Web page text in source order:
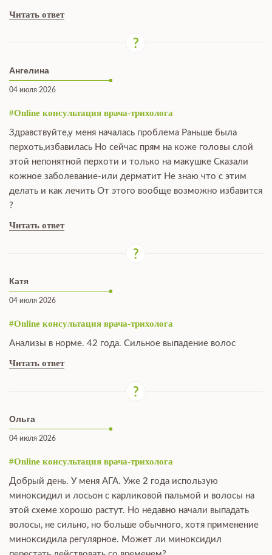
Читать ответ
Ангелина
04 июля 2026
#Online консультация врача-трихолога
Здравствуйте,у меня началась проблема Раньше была
перхоть,избавилась Но сейчас прям на коже головы слой
этой непонятной перхоти и только на макушке Сказали
кожное заболевание-или дерматит Не знаю что с этим
делать и как лечить От этого вообще возможно избавится
?
Читать ответ
Катя
04 июля 2026
#Online консультация врача-трихолога
Анализы в норме. 42 года. Сильное выпадение волос
Читать ответ
Ольга
04 июля 2026
#Online консультация врача-трихолога
Добрый день. У меня АГА. Уже 2 года использую
миноксидил и лосьон с карликовой пальмой и волосы на
этой схеме хорошо растут. Но недавно начали выпадать
волосы, не сильно, но больше обычного, хотя применение
миноксидила регулярное. Может ли миноксидил